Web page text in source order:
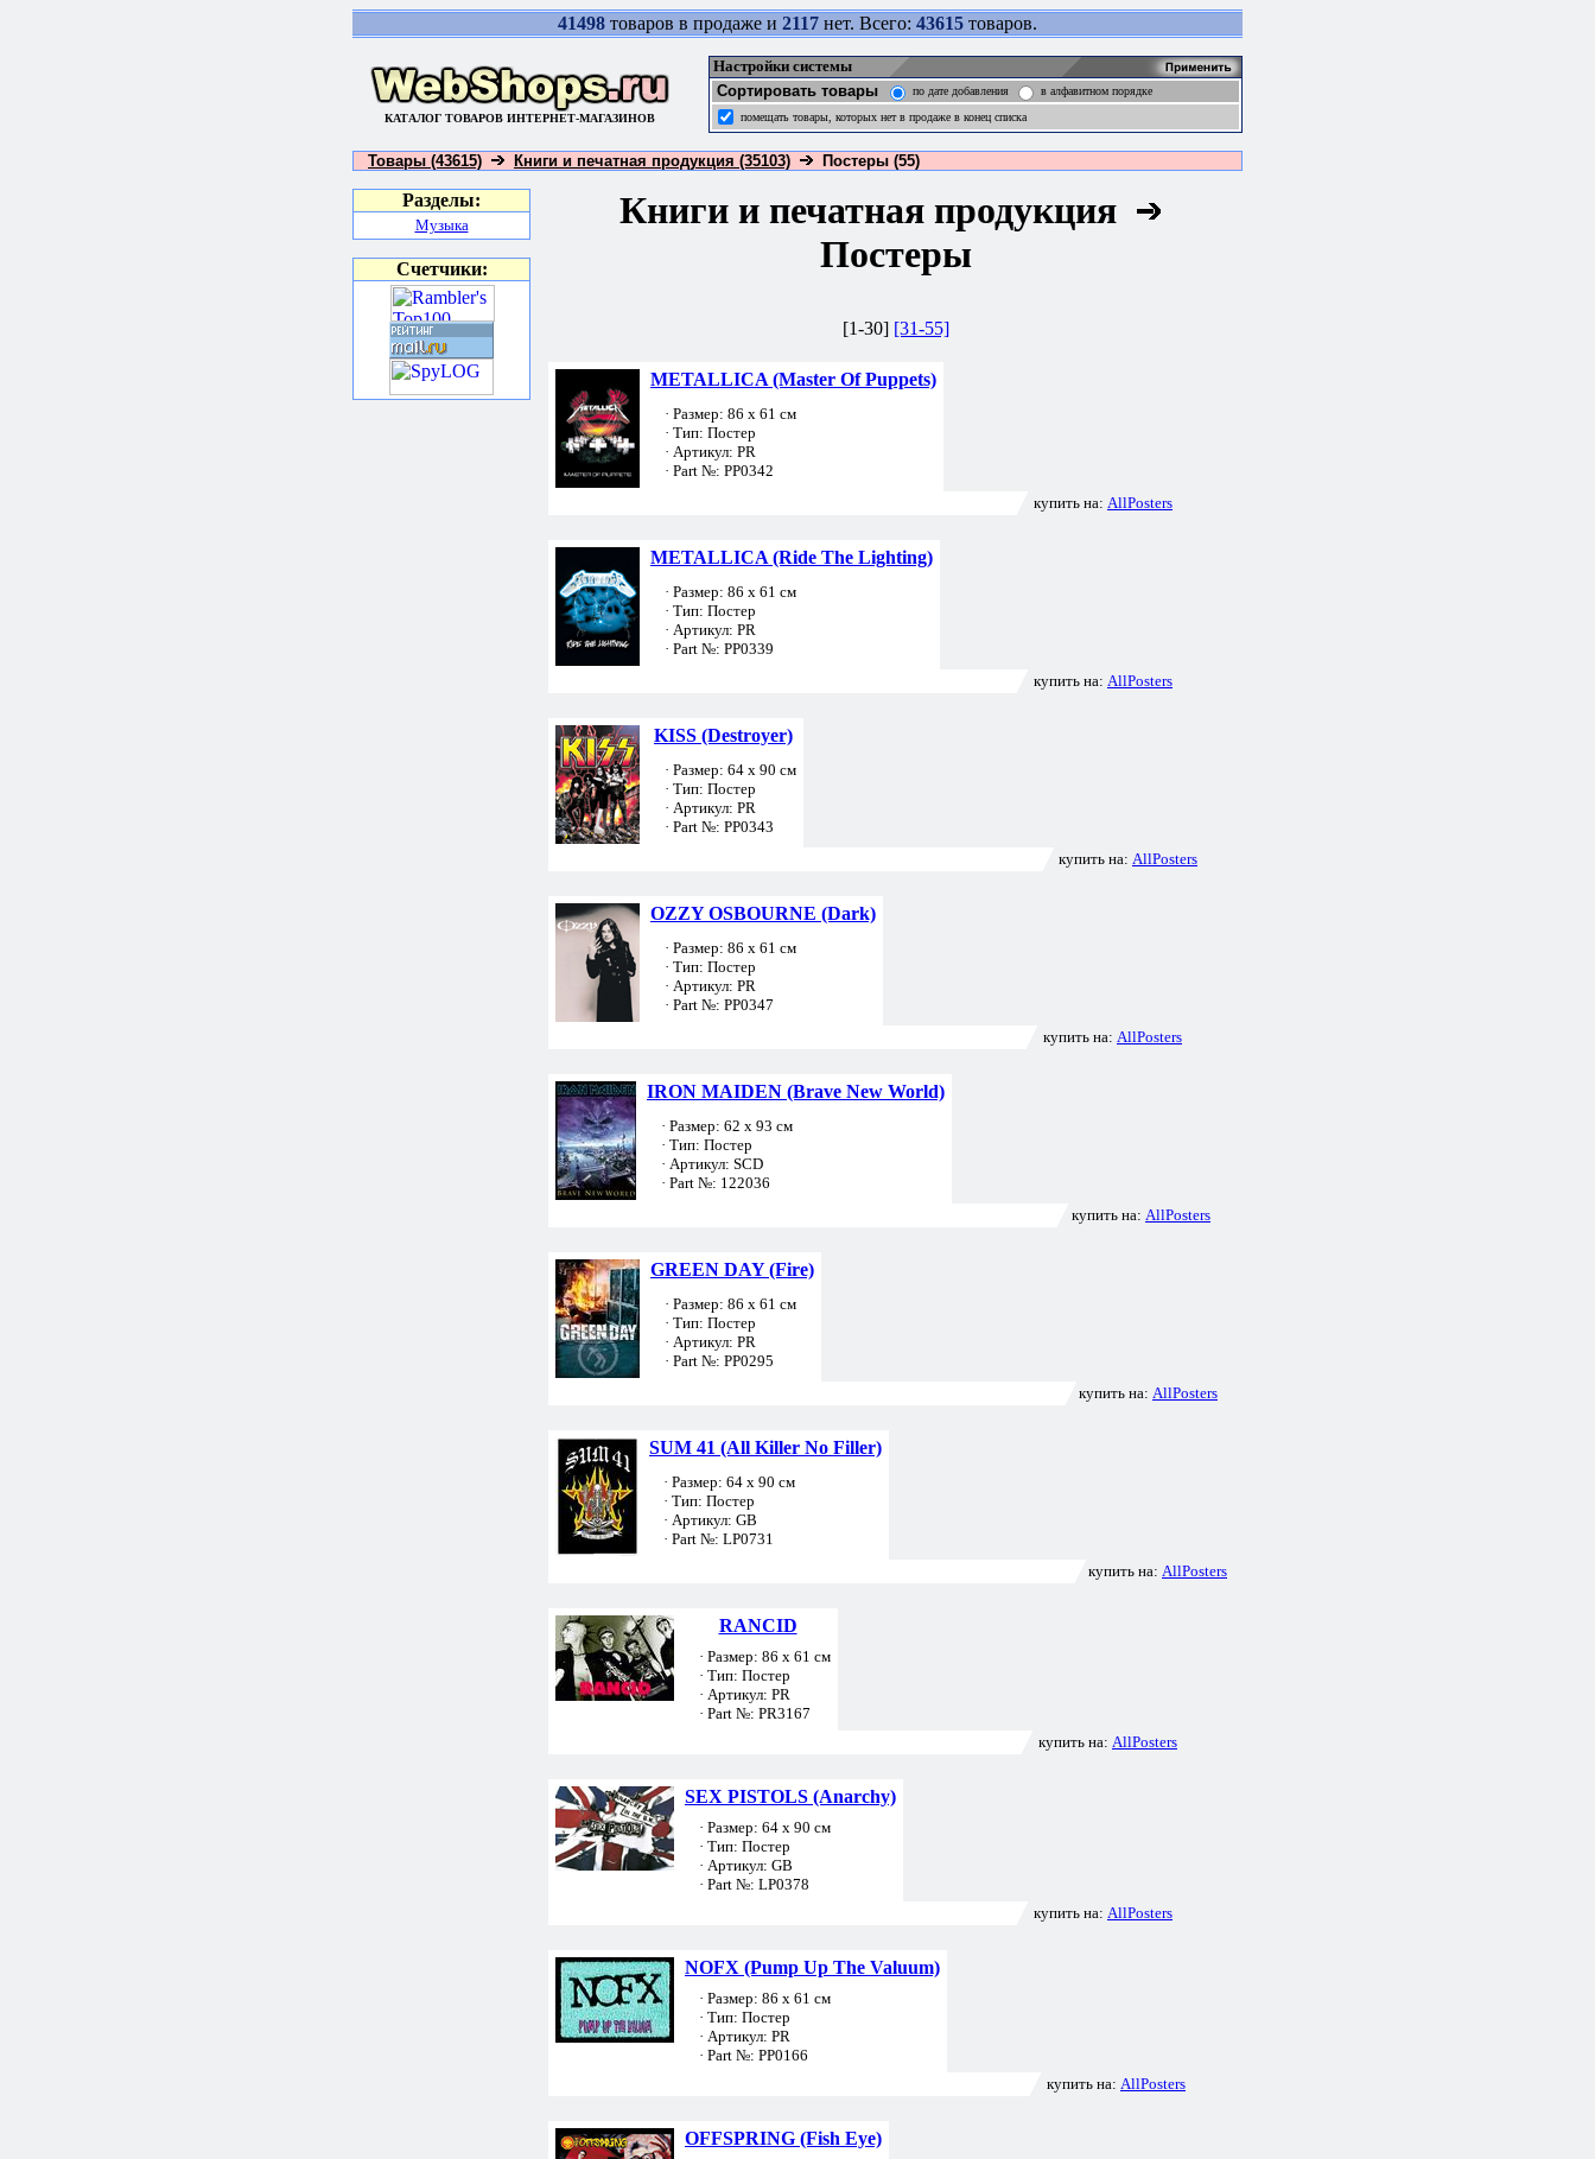
41498 товаров в продаже и 2117 нет. Всего: 43615 товаров.
КАТАЛОГ ТОВАРОВ ИНТЕРНЕТ-МАГАЗИНОВ
Настройки системы
Сортировать товары
по дате добавления
в алфавитном порядке
помещать товары, которых нет в продаже в конец списка
Товары (43615) Книги и печатная продукция (35103) Постеры (55)
Разделы:
Музыка
Счетчики:
Книги и печатная продукция
Постеры
[1-30] [31-55]
METALLICA (Master Of Puppets)
· Размер: 86 х 61 см
· Тип: Постер
· Артикул: PR
· Part №: PP0342
купить на: AllPosters
METALLICA (Ride The Lighting)
· Размер: 86 х 61 см
· Тип: Постер
· Артикул: PR
· Part №: PP0339
купить на: AllPosters
KISS (Destroyer)
· Размер: 64 х 90 см
· Тип: Постер
· Артикул: PR
· Part №: PP0343
купить на: AllPosters
OZZY OSBOURNE (Dark)
· Размер: 86 х 61 см
· Тип: Постер
· Артикул: PR
· Part №: PP0347
купить на: AllPosters
IRON MAIDEN (Brave New World)
· Размер: 62 х 93 см
· Тип: Постер
· Артикул: SCD
· Part №: 122036
купить на: AllPosters
GREEN DAY (Fire)
· Размер: 86 х 61 см
· Тип: Постер
· Артикул: PR
· Part №: PP0295
купить на: AllPosters
SUM 41 (All Killer No Filler)
· Размер: 64 х 90 см
· Тип: Постер
· Артикул: GB
· Part №: LP0731
купить на: AllPosters
RANCID
· Размер: 86 х 61 см
· Тип: Постер
· Артикул: PR
· Part №: PR3167
купить на: AllPosters
SEX PISTOLS (Anarchy)
· Размер: 64 х 90 см
· Тип: Постер
· Артикул: GB
· Part №: LP0378
купить на: AllPosters
NOFX (Pump Up The Valuum)
· Размер: 86 х 61 см
· Тип: Постер
· Артикул: PR
· Part №: PP0166
купить на: AllPosters
OFFSPRING (Fish Eye)